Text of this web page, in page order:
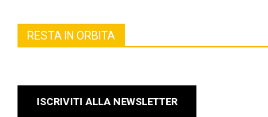
RESTA IN ORBITA
ISCRIVITI ALLA NEWSLETTER